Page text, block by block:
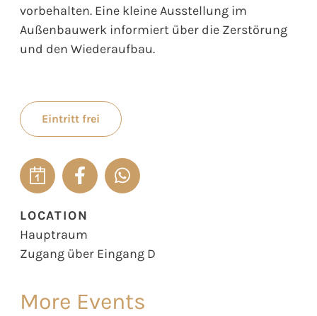
vorbehalten. Eine kleine Ausstellung im
Außenbauwerk informiert über die Zerstörung
und den Wiederaufbau.
Eintritt frei
LOCATION
Hauptraum
Zugang über Eingang D
More Events